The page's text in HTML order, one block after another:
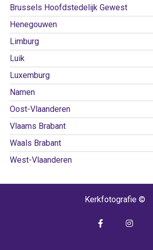
Brussels Hoofdstedelijk Gewest
Henegouwen
Limburg
Luik
Luxemburg
Namen
Oost-Vlaanderen
Vlaams Brabant
Waals Brabant
West-Vlaanderen
Kerkfotografie ©